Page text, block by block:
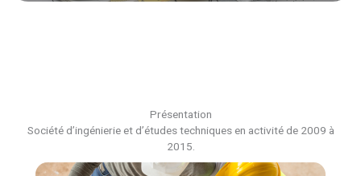
Présentation
Société d’ingénierie et d’études techniques en activité de 2009 à
2015.